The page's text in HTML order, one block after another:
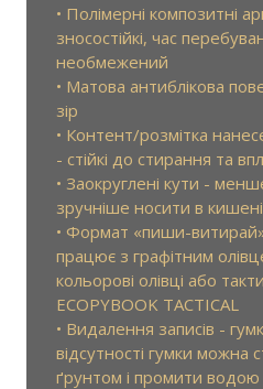
• Полімерні композитні
зносостійкі, час
необмежений
• Матова антиблікова
зір
• Контент/розмітка
- стійкі до стирання та
• Заокруглені кути -
зручніше носити в
• Формат «пиши-
працює з графітним
кольорові олівці або
ECOPYBOOK TACTICAL
• Видалення записів -
відсутності гумки можна
ґрунтом і промити водою